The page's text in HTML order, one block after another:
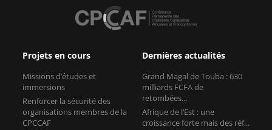
Projets en cours
Missions d’études et
immersions
Renforcer la sécurité des
organisations membres de la
CPCCAF
Dernières actualités
Grand Magal de Touba : 630
milliards FCFA de
retombées...
Afrique de l’Est : une
croissance forte mais des réf...